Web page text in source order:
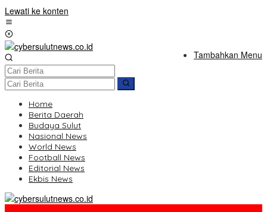
Lewati ke konten
Tambahkan Menu
Home
Berita Daerah
Budaya Sulut
Nasional News
World News
Football News
Editorial News
Ekbis News